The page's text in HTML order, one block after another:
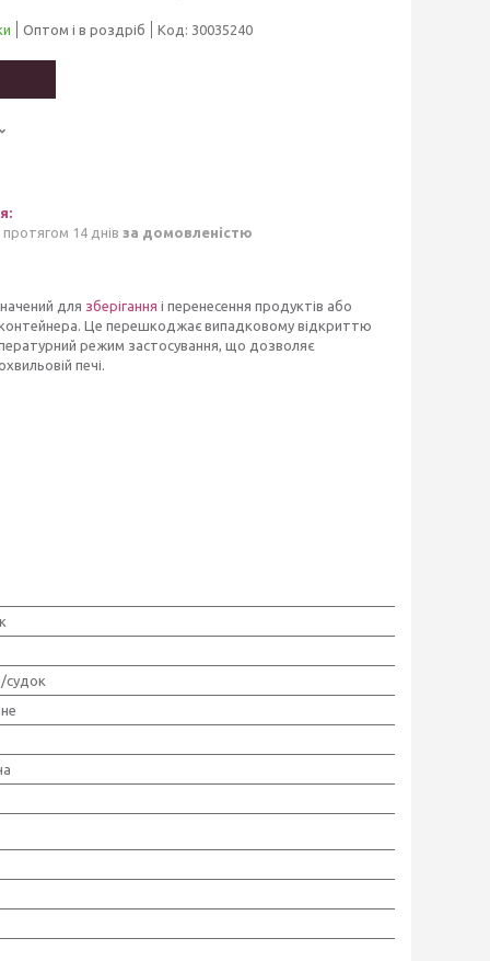
Оптом і в роздріб Код: 30035240
14 днів за домовленістю
для зберігання і перенесення продуктів або
Це перешкоджає випадковому відкриттю
режим застосування, що дозволяє
печі.
судок